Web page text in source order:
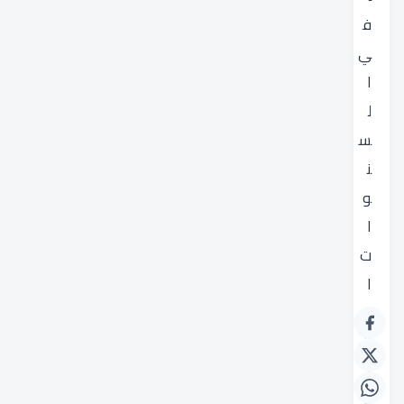
ف
ي
ا
ل
س
ن
و
ا
ت
ا
ل
ق
ا